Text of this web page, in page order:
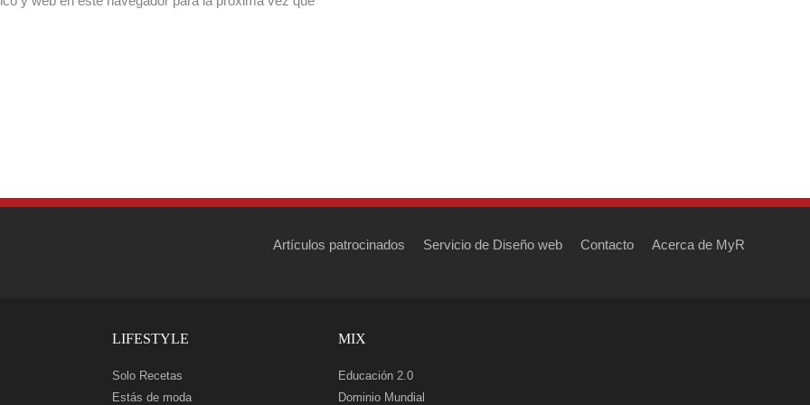
Artículos patrocinados Servicio de Diseño web Contacto Acerca de MyR
LIFESTYLE
Solo Recetas
Estás de moda
MIX
Educación 2.0
Dominio Mundial